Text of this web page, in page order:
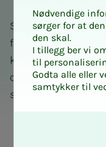
Som medlem hos
forsikring, bank og
konferanser og
og vi hjelper deg
støttespiller hele
Nødvendige
sørger for at
den skal.
I tillegg ber vi
til
Godta alle eller
samtykker til